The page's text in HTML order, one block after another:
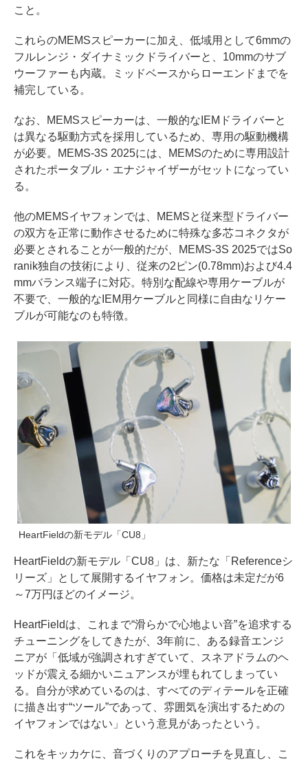
こと。
これらのMEMSスピーカーに加え、低域用として6mmの
フルレンジ・ダイナミックドライバーと、10mmのサブ
ウーファーも内蔵。ミッドベースからローエンドまでを
補完している。
なお、MEMSスピーカーは、一般的なIEMドライバーと
は異なる駆動方式を採用しているため、専用の駆動機構
が必要。MEMS-3S 2025には、MEMSのために専用設計
されたポータブル・エナジャイザーがセットになってい
る。
他のMEMSイヤフォンでは、MEMSと従来型ドライバー
の双方を正常に動作させるために特殊な多芯コネクタが
必要とされることが一般的だが、MEMS-3S 2025ではSo
ranik独自の技術により、従来の2ピン(0.78mm)および4.4
mmバランス端子に対応。特別な配線や専用ケーブルが
不要で、一般的なIEM用ケーブルと同様に自由なリケー
ブルが可能なのも特徴。
HeartFieldの新モデル「CU8」
HeartFieldの新モデル「CU8」は、新たな「Referenceシ
リーズ」として展開するイヤフォン。価格は未定だが6
～7万円ほどのイメージ。
HeartFieldは、これまで“滑らかで心地よい音”を追求する
チューニングをしてきたが、3年前に、ある録音エンジ
ニアが「低域が強調されすぎていて、スネアドラムのヘ
ッドが震える細かいニュアンスが埋もれてしまってい
る。自分が求めているのは、すべてのディテールを正確
に描き出す“ツール”であって、雰囲気を演出するための
イヤフォンではない」という意見があったという。
これをキッカケに、音づくりのアプローチを見直し、こ